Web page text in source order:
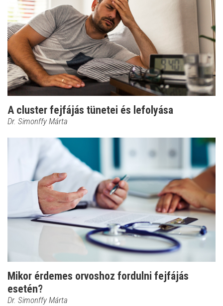
A cluster fejfájás tünetei és lefolyása
Dr. Simonffy Márta
Mikor érdemes orvoshoz fordulni fejfájás
esetén?
Dr. Simonffy Márta